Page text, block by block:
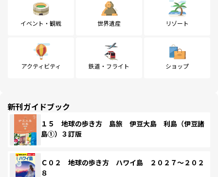
イベント・観戦 世界遺産 リゾート
アクティビティ 鉄道・フライト ショップ
新刊ガイドブック
１５ 地球の歩き方 島旅 伊豆大島 利島（伊豆諸
島①）３訂版
Ｃ０２ 地球の歩き方 ハワイ島 ２０２７～２０２
８